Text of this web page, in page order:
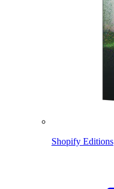
Shopify Editions